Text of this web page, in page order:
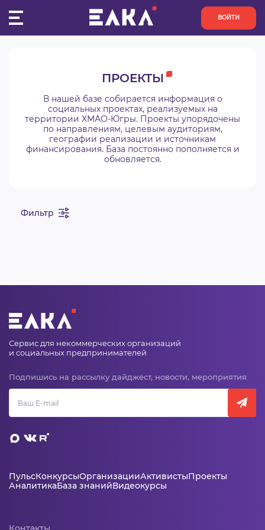
ВОЙТИ
КОНКУРСЫ
ОРГАНИЗАЦИИ
АКТИВИСТЫ
АНАЛИТИКА
Первый конкурс 2024
Второй конкурс 2024
Первый конкурс 2026
Второй конкурс 2026
Первый конкурс 2026
ПРОЕКТЫ
В нашей базе собирается информация о
социальных проектах, реализуемых на
территории ХМАО-Югры. Проекты упорядочены
по направлениям, целевым аудиториям,
географии реализации и источникам
финансирования. База постоянно пополняется и
обновляется.
Фильтр
Сервис для некоммерческих организаций
и социальных предпринимателей
Подпишись на рассылку дайджест, новости, мероприятия
ПульсКонкурсыОрганизацииАктивистыПроекты
АналитикаБаза знанийВидеокурсы